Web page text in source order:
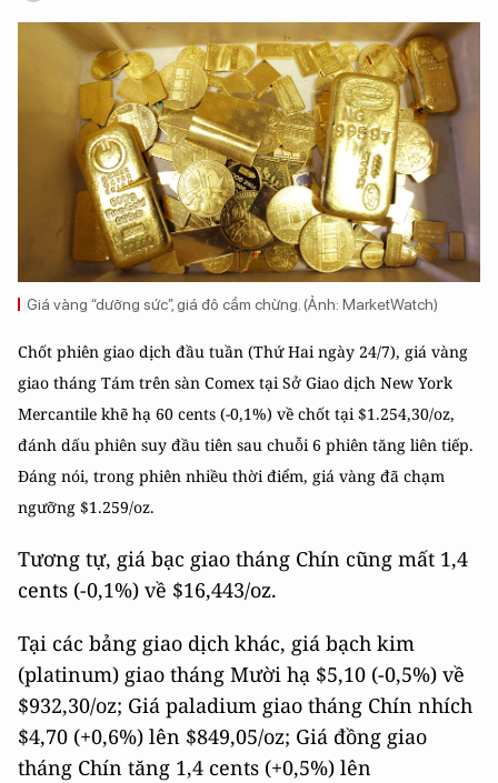
Giá vàng “dưỡng sức”, giá đô cầm chừng. (Ảnh: MarketWatch)
Chốt phiên giao dịch đầu tuần (Thứ Hai ngày 24/7), giá vàng
giao tháng Tám trên sàn Comex tại Sở Giao dịch New York
Mercantile khẽ hạ 60 cents (-0,1%) về chốt tại $1.254,30/oz,
đánh dấu phiên suy đầu tiên sau chuỗi 6 phiên tăng liên tiếp.
Đáng nói, trong phiên nhiều thời điểm, giá vàng đã chạm
ngưỡng $1.259/oz.
Tương tự, giá bạc giao tháng Chín cũng mất 1,4
cents (-0,1%) về $16,443/oz.
Tại các bảng giao dịch khác, giá bạch kim
(platinum) giao tháng Mười hạ $5,10 (-0,5%) về
$932,30/oz; Giá paladium giao tháng Chín nhích
$4,70 (+0,6%) lên $849,05/oz; Giá đồng giao
tháng Chín tăng 1,4 cents (+0,5%) lên